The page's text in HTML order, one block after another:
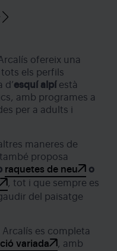
ofereix una
els perfils
d’esquí alpí està
amb programes a
per a adults i
maneres de
proposa
raquetes de neu
o
, tot i que sempre es
del paisatge
Arcalís es completa
variada
, amb